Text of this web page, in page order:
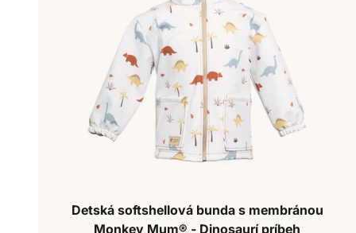
Detská softshellová bunda s membránou
Monkey Mum® - Dinosaurí príbeh